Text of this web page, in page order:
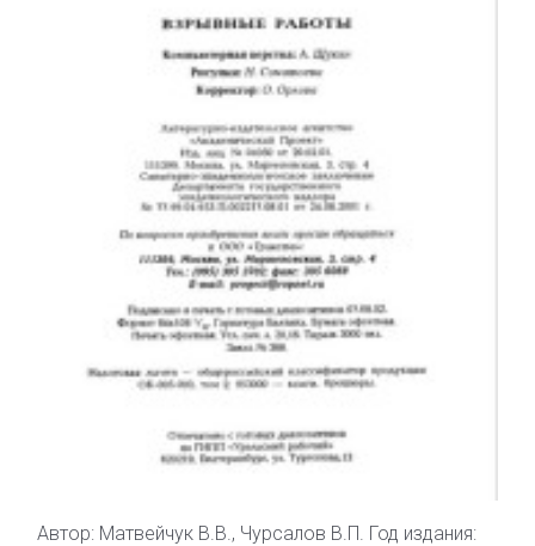
Автор: Матвейчук В.В., Чурсалов В.П. Год издания: